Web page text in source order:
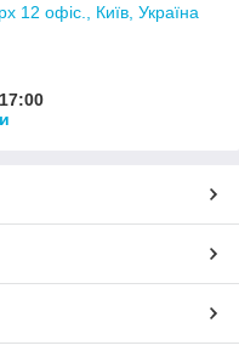
12 офіс., Київ, Україна